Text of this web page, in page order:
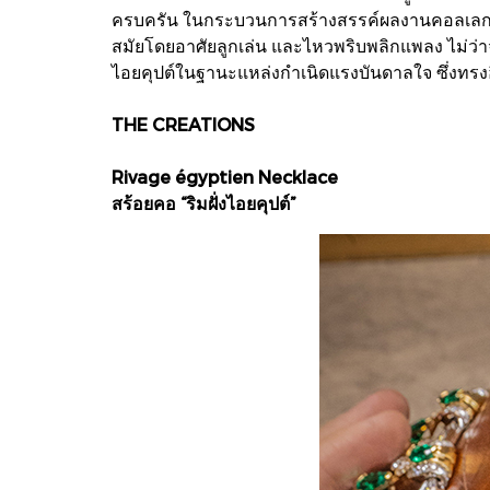
ครบครัน ในกระบวนการสร้างสรรค์ผลงานคอลเ
สมัยโดยอาศัยลูกเล่น และไหวพริบพลิกแพลง ไม่
ไอยคุปต์ในฐานะแหล่งกำเนิดแรงบันดาลใจ ซึ่งท
THE CREATIONS
Rivage égyptien Necklace
สร้อยคอ “ริมฝั่งไอยคุปต์”